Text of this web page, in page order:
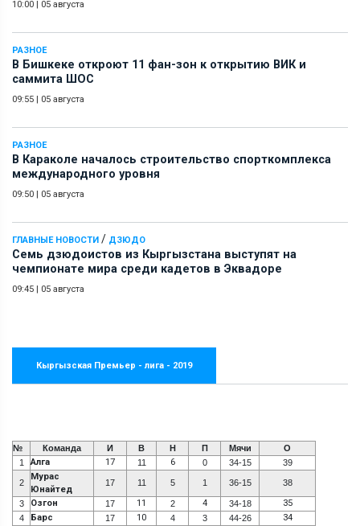
10:00 | 05 августа
РАЗНОЕ
В Бишкеке откроют 11 фан-зон к открытию ВИК и
саммита ШОС
09:55 | 05 августа
РАЗНОЕ
В Караколе началось строительство спорткомплекса
международного уровня
09:50 | 05 августа
ГЛАВНЫЕ НОВОСТИ / ДЗЮДО
Семь дзюдоистов из Кыргызстана выступят на
чемпионате мира среди кадетов в Эквадоре
09:45 | 05 августа
Кыргызская Премьер - лига - 2019
№ Команда И В Н П Мячи
О
1
Алга 17 11 6 0 34-15 39
2
Мурас
Юнайтед
17 11 5 1 36-15 38
3 Озгон 17 11 2 4 34-18 35
4 Барс 17 10 4 3 44-26 34